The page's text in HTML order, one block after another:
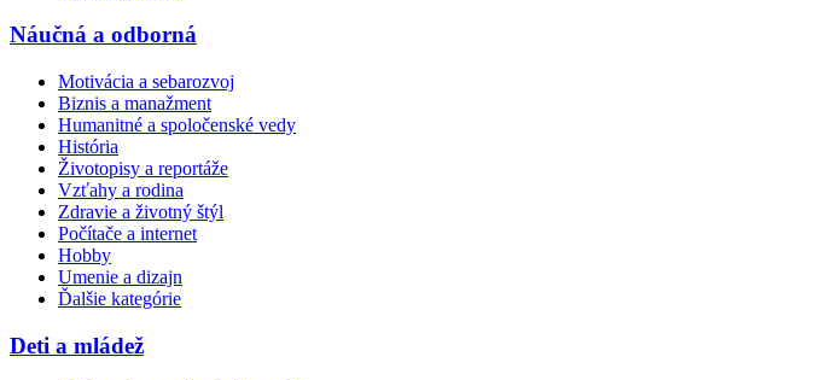
Náučná a odborná
Motivácia a sebarozvoj
Biznis a manažment
Humanitné a spoločenské vedy
História
Životopisy a reportáže
Vzťahy a rodina
Zdravie a životný štýl
Počítače a internet
Hobby
Umenie a dizajn
Ďalšie kategórie
Deti a mládež